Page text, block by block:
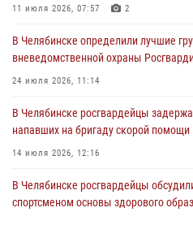
задержан подозреваемый в грабеже
11 июля 2026, 07:57 2
В Челябинске определили лучшие
вневедомственной охраны
24 июля 2026, 11:14
В Челябинске росгвардейцы
напавших на бригаду скорой помощи
14 июля 2026, 12:16
В Челябинске росгвардейцы
спортсменом основы здорового